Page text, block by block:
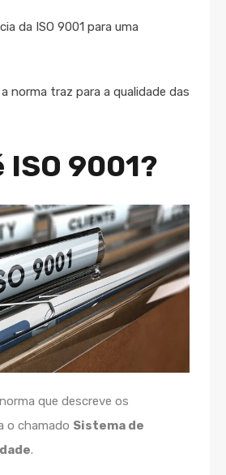
da ISO 9001 para uma
norma traz para a qualidade das
ISO 9001?
que descreve os
o chamado Sistema de
.